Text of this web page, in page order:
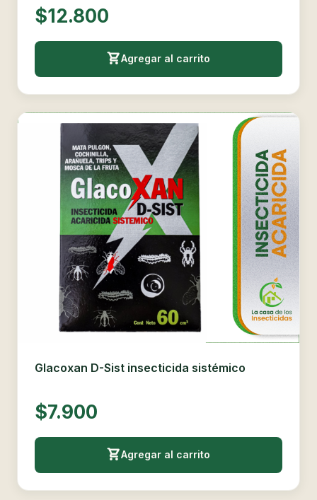
$12.800
Agregar al carrito
Glacoxan D-Sist insecticida sistémico
$7.900
Agregar al carrito